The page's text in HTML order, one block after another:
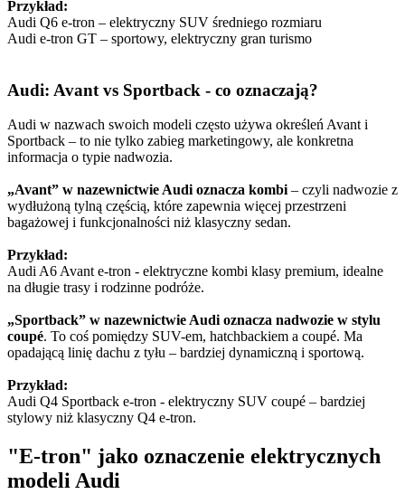
Przykład:
Audi Q6 e-tron – elektryczny SUV średniego rozmiaru
Audi e-tron GT – sportowy, elektryczny gran turismo
Audi: Avant vs Sportback - co oznaczają?
Audi w nazwach swoich modeli często używa określeń Avant i
Sportback – to nie tylko zabieg marketingowy, ale konkretna
informacja o typie nadwozia.
„Avant” w nazewnictwie Audi oznacza kombi– czyli nadwozie z
wydłużoną tylną częścią, które zapewnia więcej przestrzeni
bagażowej i funkcjonalności niż klasyczny sedan.
Przykład:
Audi A6 Avant e-tron - elektryczne kombi klasy premium, idealne
na długie trasy i rodzinne podróże.
„Sportback” w nazewnictwie Audi oznacza nadwozie w stylu
coupé. To coś pomiędzy SUV-em, hatchbackiem a coupé. Ma
opadającą linię dachu z tyłu – bardziej dynamiczną i sportową.
Przykład:
Audi Q4 Sportback e-tron - elektryczny SUV coupé – bardziej
stylowy niż klasyczny Q4 e-tron.
"E-tron" jako oznaczenie elektrycznych
modeli Audi